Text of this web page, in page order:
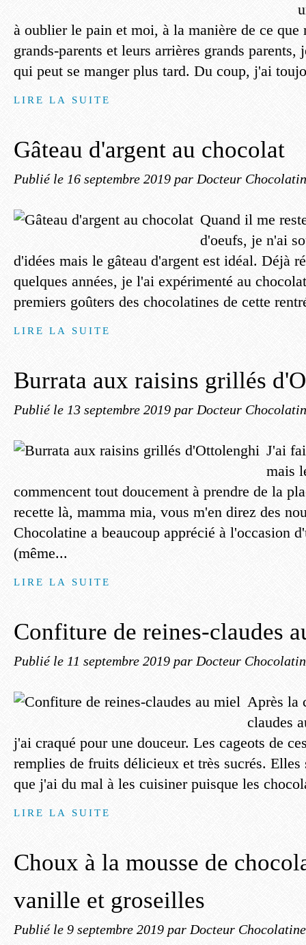
à oublier le pain et moi, à la manière de ce que
grands-parents et leurs arrières grands parents,
qui peut se manger plus tard. Du coup, j'ai
LIRE LA SUITE
Gâteau d'argent au chocolat
Publié le 16 septembre 2019 par Docteur
Quand il me
d'oeufs, je n'ai
d'idées mais le gâteau d'argent est idéal. Déjà
quelques années, je l'ai expérimenté au
premiers goûters des chocolatines de cette
LIRE LA SUITE
Burrata aux raisins grillés
Publié le 13 septembre 2019 par Docteur
J'ai
mais
commencent tout doucement à prendre de la
recette là, mamma mia, vous m'en direz des
Chocolatine a beaucoup apprécié à l'occasion
(même...
LIRE LA SUITE
Confiture de reines-claudes
Publié le 11 septembre 2019 par Docteur
Après la
claudes
j'ai craqué pour une douceur. Les cageots de
remplies de fruits délicieux et très sucrés. Elles
que j'ai du mal à les cuisiner puisque les
LIRE LA SUITE
Choux à la mousse de
vanille et groseilles
Publié le 9 septembre 2019 par Docteur Chocolatine